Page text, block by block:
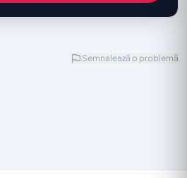
Semnalează o problemă